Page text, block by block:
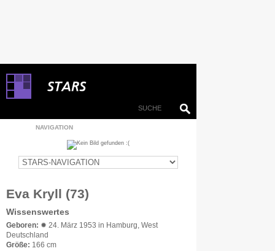
NAVIGATION
Eva Kryll (73)
Wissenswertes
Geboren: ✹ 24. März 1953 in Hamburg, West
Deutschland
Größe: 166 cm